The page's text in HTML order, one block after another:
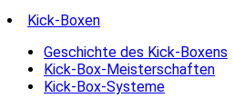
Kick-Boxen
Geschichte des Kick-Boxens
Kick-Box-Meisterschaften
Kick-Box-Systeme